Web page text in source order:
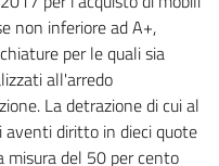
non inferiore ad A+,
per le quali sia
all'arredo
La detrazione di cui al
aventi diritto in dieci quote
del 50 per cento